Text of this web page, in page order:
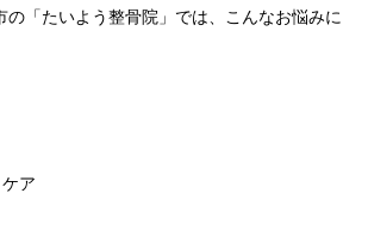
の「たいよう整骨院」では、こんなお悩みに
ア